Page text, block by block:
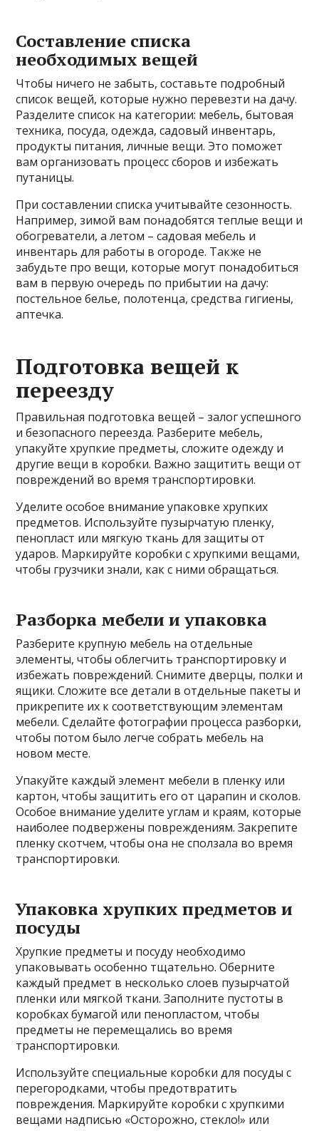
Составление списка
необходимых вещей
Чтобы ничего не забыть, составьте подробный
список вещей, которые нужно перевезти на дачу.
Разделите список на категории: мебель, бытовая
техника, посуда, одежда, садовый инвентарь,
продукты питания, личные вещи. Это поможет
вам организовать процесс сборов и избежать
путаницы.
При составлении списка учитывайте сезонность.
Например, зимой вам понадобятся теплые вещи и
обогреватели, а летом – садовая мебель и
инвентарь для работы в огороде. Также не
забудьте про вещи, которые могут понадобиться
вам в первую очередь по прибытии на дачу:
постельное белье, полотенца, средства гигиены,
аптечка.
Подготовка вещей к
переезду
Правильная подготовка вещей – залог успешного
и безопасного переезда. Разберите мебель,
упакуйте хрупкие предметы, сложите одежду и
другие вещи в коробки. Важно защитить вещи от
повреждений во время транспортировки.
Уделите особое внимание упаковке хрупких
предметов. Используйте пузырчатую пленку,
пенопласт или мягкую ткань для защиты от
ударов. Маркируйте коробки с хрупкими вещами,
чтобы грузчики знали, как с ними обращаться.
Разборка мебели и упаковка
Разберите крупную мебель на отдельные
элементы, чтобы облегчить транспортировку и
избежать повреждений. Снимите дверцы, полки и
ящики. Сложите все детали в отдельные пакеты и
прикрепите их к соответствующим элементам
мебели. Сделайте фотографии процесса разборки,
чтобы потом было легче собрать мебель на
новом месте.
Упакуйте каждый элемент мебели в пленку или
картон, чтобы защитить его от царапин и сколов.
Особое внимание уделите углам и краям, которые
наиболее подвержены повреждениям. Закрепите
пленку скотчем, чтобы она не сползала во время
транспортировки.
Упаковка хрупких предметов и
посуды
Хрупкие предметы и посуду необходимо
упаковывать особенно тщательно. Оберните
каждый предмет в несколько слоев пузырчатой
пленки или мягкой ткани. Заполните пустоты в
коробках бумагой или пенопластом, чтобы
предметы не перемещались во время
транспортировки.
Используйте специальные коробки для посуды с
перегородками, чтобы предотвратить
повреждения. Маркируйте коробки с хрупкими
вещами надписью «Осторожно, стекло!» или